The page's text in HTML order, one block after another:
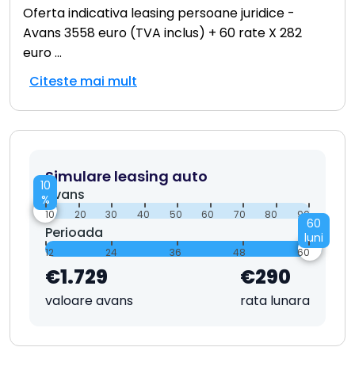
Oferta indicativa leasing persoane juridice -
Avans 3558 euro (TVA inclus) + 60 rate X 282
euro...
Citeste mai mult
Simulare leasing auto
Avans
10
%
10 20 30 40 50 60 70 80 90
Perioada
60
luni
12 24 36 48 60
€1.729
valoare avans
€290
rata lunara